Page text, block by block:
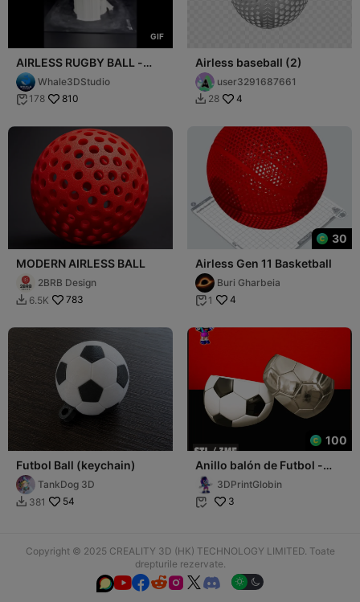
GIF
AIRLESS RUGBY BALL -
FOOTBALL - STL & 3MF
MULTICOLOR
Whale3DStudio
 178 810
Airless baseball (2)
user3291687661
 28 4
MODERN AIRLESS BALL
2BRB Design
 6.5K 783
30
Airless Gen 11 Basketball
Buri Gharbeia
 1 4
Futbol Ball (keychain)
TankDog 3D
 381 54
100
Anillo balón de Futbol -
Todas las Tallas
3DPrintGlobin
 3
Copyright © 2025 CREALITY 3D (HK) TECHNOLOGY LIMITED. Toate
drepturile rezervate.
  